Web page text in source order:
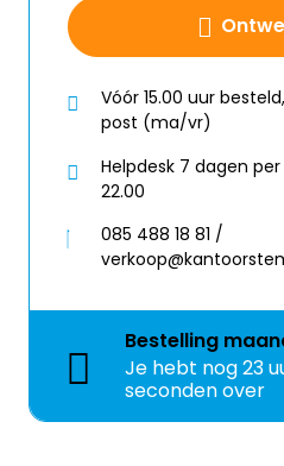
Vóór 15.00 uur
post (ma/vr)
Helpdesk 7 dagen
22.00
085 488 18 81 /
Bestelling
Je hebt nog23
seconden over